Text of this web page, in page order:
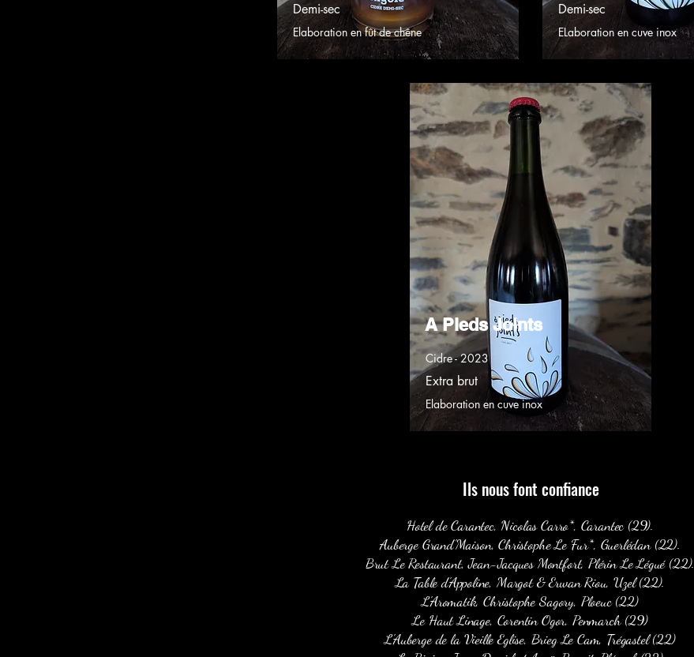
Demi-sec
Elaboration en fût de chêne
Demi-sec
ELaboration en cuve inox
A Pieds Joints
Cidre - 2023
Extra brut
Elaboration en cuve inox
Ils nous font confiance
Hotel de Carantec, Nicolas Carro*, Carantec (29).
Auberge Grand'Maison, Christophe Le Fur*, Guerlédan (22).
Brut Le Restaurant, Jean-Jacques Montfort, Plérin Le Légué (22).
La Table d'Appoline, Margot & Erwan Riou, Uzel (22).
L'Aromatik, Christophe Sagory, Ploeuc (22)
Le Haut Linage, Corentin Ogor, Penmarch (29)
L'Auberge de la Vieille Eglise, Brieg Le Cam, Trégastel (22)